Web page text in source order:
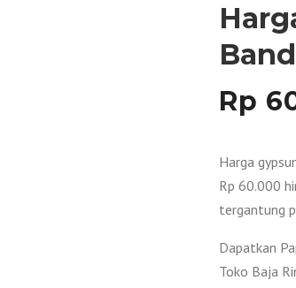
Rp
Harga
Rp 60.000
tergantung
Dapatkan
Toko Baja